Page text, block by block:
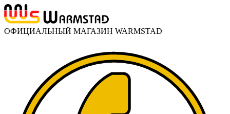
ОФИЦИАЛЬНЫЙ МАГАЗИН WARMSTAD